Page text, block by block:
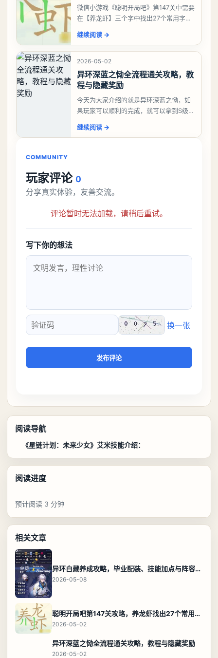
微信小游戏《聪明开局吧》第147关中需要
在【养龙虾】三个字中找出27个常用字，
大、夫、夰、巾、中、虫、下、虾、卜、
囗、吓、卟、
继续阅读 →
2026-05-02
异环深蓝之恸全流程通关攻略，教
程与隐藏奖励
今天为大家介绍的就是异环深蓝之恸，如
果玩家可以顺利的完成，就可以拿到S级弧
比较高的，对于那些新手玩家并不建议直
继续阅读 →
COMMUNITY
玩家评论 0
分享真实体验，友善交流。
评论暂时无法加载，请稍后重试。
写下你的想法
验证码
换一张
发布评论
阅读导航
《星链计划：未来少女》艾米技能介绍：
阅读进度
预计阅读 3 分钟
相关文章
异环白藏养成攻略，毕业配装、技能加点与阵容搭配保姆级解析
2026-05-08
聪明开局吧第147关攻略，养龙虾找出27个常用字通关答案
2026-05-02
异环深蓝之恸全流程通关攻略，教程与隐藏奖励
2026-05-02